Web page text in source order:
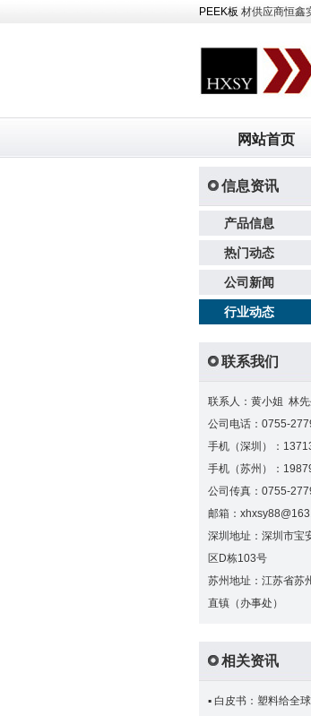
PEEK板 材供应商恒鑫
网站首页
信息资讯
产品信息
热门动态
公司新闻
行业动态
联系我们
联系人：黄小姐 林先
公司电话：0755-
手机（深圳）：
手机（苏州）：
公司传真：0755-
邮箱：
深圳地址：深圳市宝
区D栋103号
苏州地址：江苏省苏
直镇（办事处）
相关资讯
▪ 白皮书：塑料给全